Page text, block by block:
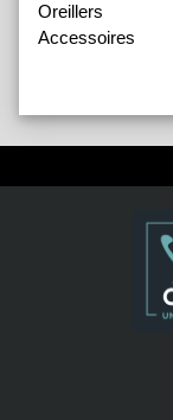
Oreillers
Accessoires